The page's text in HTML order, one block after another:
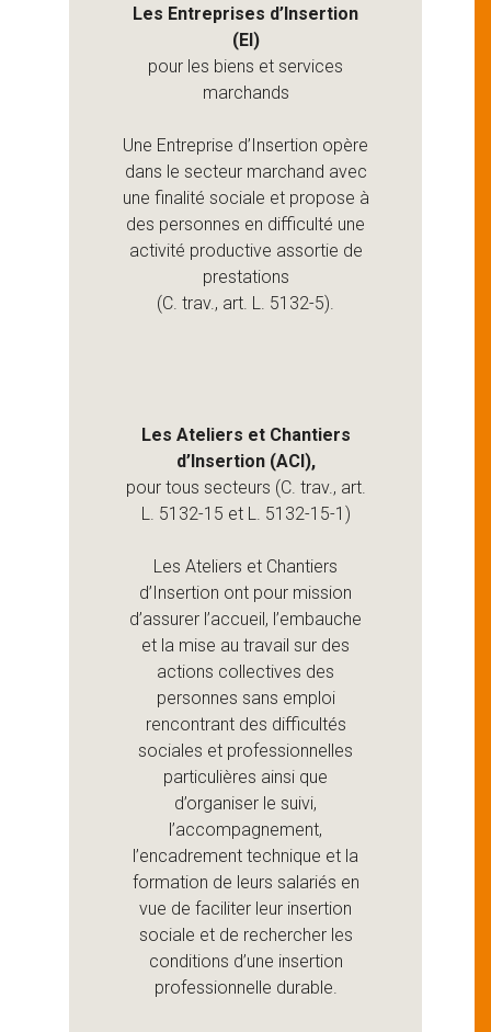
Les Entreprises d’Insertion
(EI)
pour les biens et services
marchands
Une Entreprise d’Insertion opère
dans le secteur marchand avec
une finalité sociale et propose à
des personnes en difficulté une
activité productive assortie de
prestations
(C. trav., art. L. 5132-5).
Les Ateliers et Chantiers
d’Insertion (ACI),
pour tous secteurs (C. trav., art.
L. 5132-15 et L. 5132-15-1)
Les Ateliers et Chantiers
d’Insertion ont pour mission
d’assurer l’accueil, l’embauche
et la mise au travail sur des
actions collectives des
personnes sans emploi
rencontrant des difficultés
sociales et professionnelles
particulières ainsi que
d’organiser le suivi,
l’accompagnement,
l’encadrement technique et la
formation de leurs salariés en
vue de faciliter leur insertion
sociale et de rechercher les
conditions d’une insertion
professionnelle durable.